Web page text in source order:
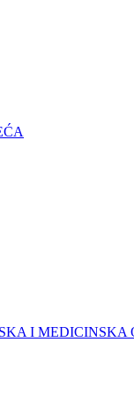
I MEDICINSKA